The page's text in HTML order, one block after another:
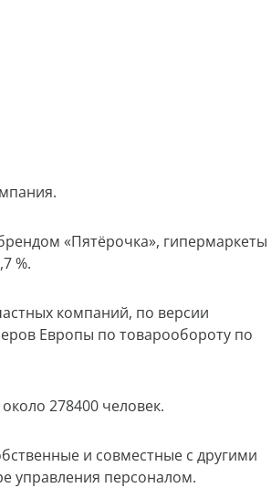
«Пятёрочка», гипермаркеты
%.
компаний, по версии
Европы по товарообороту по
278400 человек.
и совместные с другими
управления персоналом.